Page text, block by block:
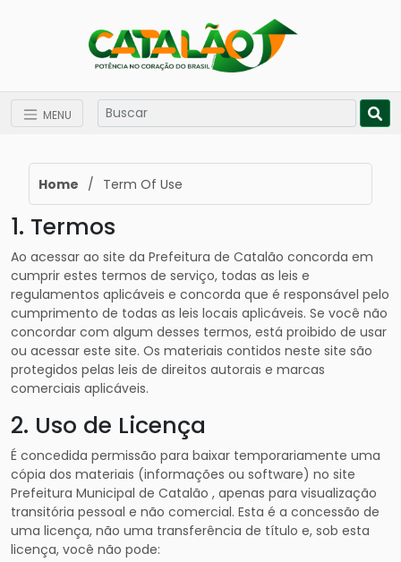
MENU
Home / Term Of Use
1. Termos
Ao acessar ao site da Prefeitura de Catalão concorda em
cumprir estes termos de serviço, todas as leis e
regulamentos aplicáveis ​​e concorda que é responsável pelo
cumprimento de todas as leis locais aplicáveis. Se você não
concordar com algum desses termos, está proibido de usar
ou acessar este site. Os materiais contidos neste site são
protegidos pelas leis de direitos autorais e marcas
comerciais aplicáveis.
2. Uso de Licença
É concedida permissão para baixar temporariamente uma
cópia dos materiais (informações ou software) no site
Prefeitura Municipal de Catalão , apenas para visualização
transitória pessoal e não comercial. Esta é a concessão de
uma licença, não uma transferência de título e, sob esta
licença, você não pode: